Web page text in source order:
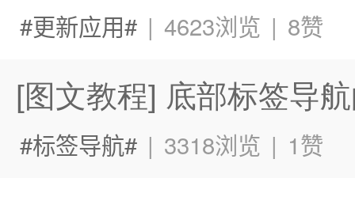
更新应用 | 4623浏览 | 8赞
[图文教程] 底部标签导
标签导航 | 3318浏览 | 1赞